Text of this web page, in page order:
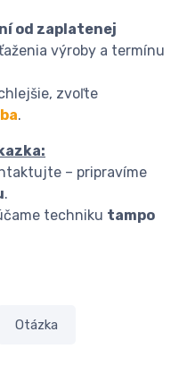
od zaplatenej
výroby a termínu
zvoľte
.
– pripravíme
.
techniku tampo
Otázka